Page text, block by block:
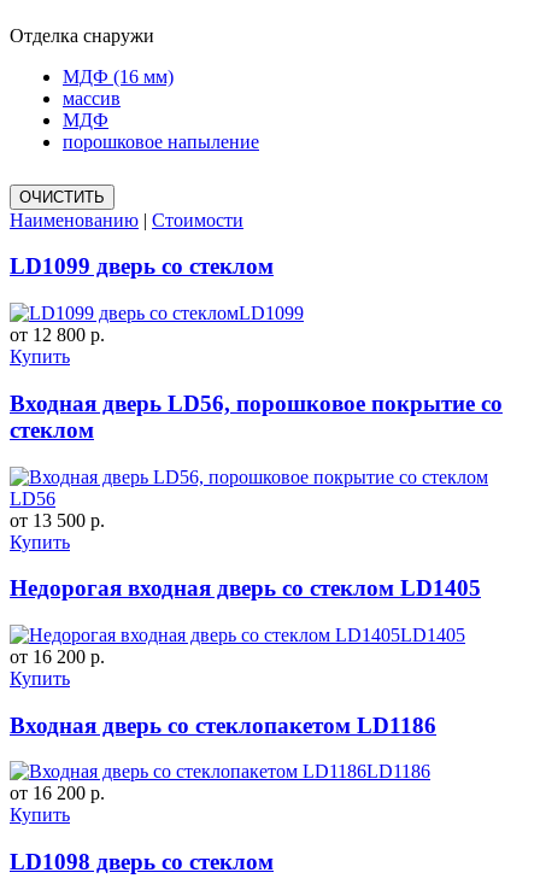
Отделка снаружи
МДФ (16 мм)
массив
МДФ
порошковое напыление
Наименованию | Стоимости
LD1099 дверь со стеклом
LD1099
от 12 800 р.
Купить
Входная дверь LD56, порошковое покрытие со
стеклом
LD56
от 13 500 р.
Купить
Недорогая входная дверь со стеклом LD1405
LD1405
от 16 200 р.
Купить
Входная дверь со стеклопакетом LD1186
LD1186
от 16 200 р.
Купить
LD1098 дверь со стеклом